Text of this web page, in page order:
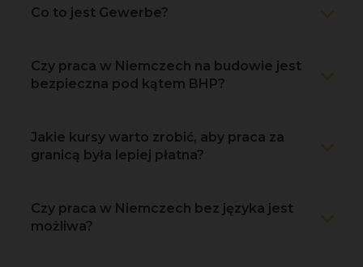
Co to jest Gewerbe?
Czy praca w Niemczech na budowie jest
bezpieczna pod kątem BHP?
Jakie kursy warto zrobić, aby praca za
granicą była lepiej płatna?
Czy praca w Niemczech bez języka jest
możliwa?